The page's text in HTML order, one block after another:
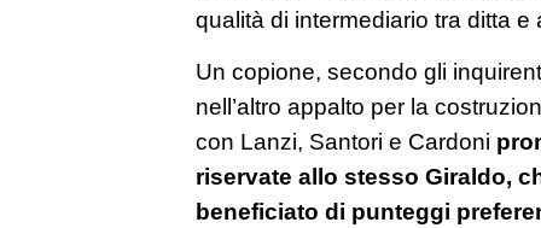
qualità di intermediario tra ditta e
Un copione, secondo gli
nell’altro appalto per la
con Lanzi, Santori e Cardoni
riservate allo stesso Giraldo,
beneficiato di punteggi